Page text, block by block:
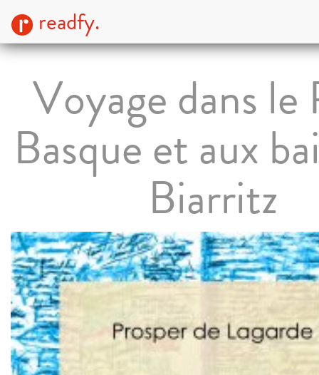
readfy.
Voyage dans le
Basque et aux
Biarritz